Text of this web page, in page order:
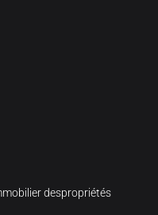
despropriétés